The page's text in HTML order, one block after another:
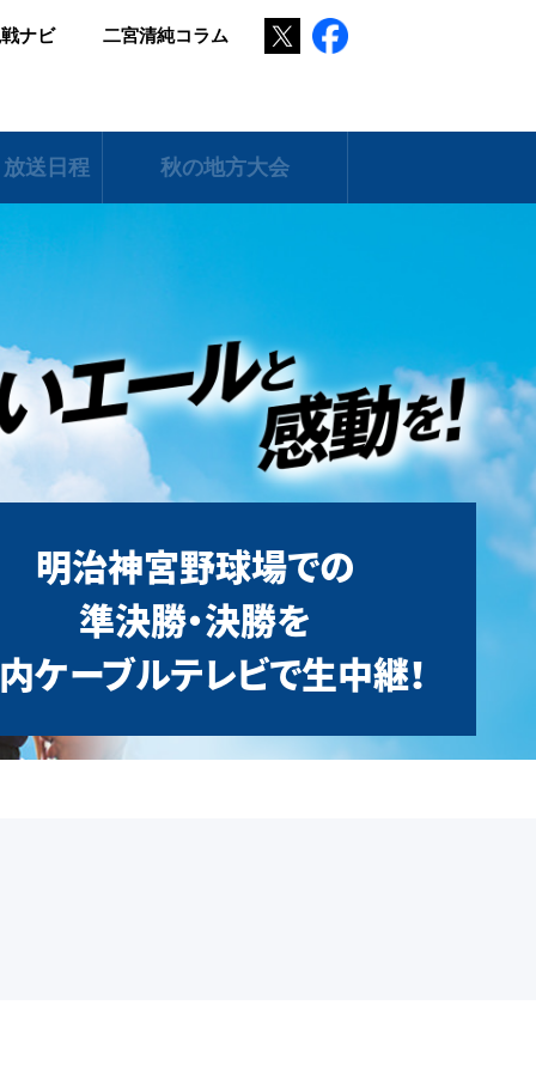
ナビ 二宮清純コラム Twitter
送日程 秋の地方大会
明治神宮野球場での
準決勝・決勝を
ケーブルテレビで生中継！